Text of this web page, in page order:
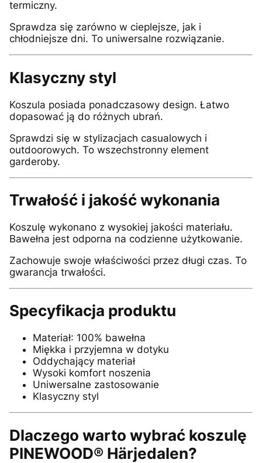
termiczny.
Sprawdza się zarówno w cieplejsze, jak i
chłodniejsze dni. To uniwersalne rozwiązanie.
Klasyczny styl
Koszula posiada ponadczasowy design. Łatwo
dopasować ją do różnych ubrań.
Sprawdzi się w stylizacjach casualowych i
outdoorowych. To wszechstronny element
garderoby.
Trwałość i jakość wykonania
Koszulę wykonano z wysokiej jakości materiału.
Bawełna jest odporna na codzienne użytkowanie.
Zachowuje swoje właściwości przez długi czas. To
gwarancja trwałości.
Specyfikacja produktu
Materiał: 100% bawełna
Miękka i przyjemna w dotyku
Oddychający materiał
Wysoki komfort noszenia
Uniwersalne zastosowanie
Klasyczny styl
Dlaczego warto wybrać koszulę
PINEWOOD® Härjedalen?